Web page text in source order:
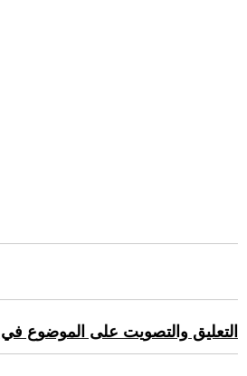
التعليق والتصويت على الموضوع